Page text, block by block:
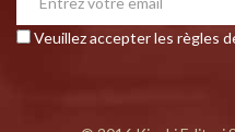
Veuillez accepter les règles